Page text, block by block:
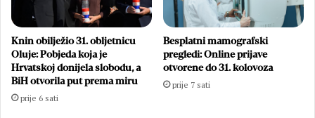
Knin obilježio 31. obljetnicu
Oluje: Pobjeda koja je
Hrvatskoj donijela slobodu, a
BiH otvorila put prema miru
prije 6 sati
Besplatni mamografski
pregledi: Online prijave
otvorene do 31. kolovoza
prije 7 sati